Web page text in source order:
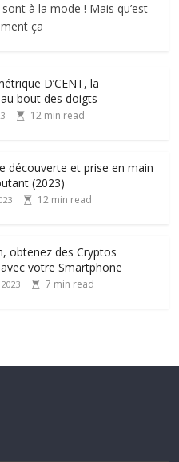
à la mode ! Mais qu’est-
ça
D’CENT, la
bout des doigts
12 min read
découverte et prise en main
(2023)
12 min read
obtenez des Cryptos
votre Smartphone
7 min read